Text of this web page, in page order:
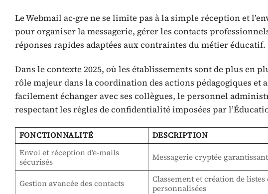
Le Webmail ac-gre ne se limite pas à la simple réception et
pour organiser la messagerie, gérer les contacts
réponses rapides adaptées aux contraintes du métier éducatif.
Dans le contexte 2025, où les établissements sont de plus en
rôle majeur dans la coordination des actions pédagogiques
facilement échanger avec ses collègues, le personnel
respectant les règles de confidentialité imposées par
FONCTIONNALITÉ DESCRIPTION
Envoi et réception d’e-mails
sécurisés
Messagerie cryptée
Gestion avancée des contacts
Classement et création de
personnalisées